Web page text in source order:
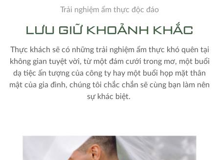
Trải nghiệm ẩm thực độc đáo
LƯU GIỮ KHOẢNH KHẮC
Thực khách sẽ có những trải nghiệm ẩm thực khó quên tại
không gian tuyệt vời, từ một đám cưới trong mơ, một buổi
dạ tiệc ấn tượng của công ty hay một buổi họp mặt thân
mật của gia đình, chúng tôi chắc chắn sẽ cùng bạn làm nên
sự khác biệt.